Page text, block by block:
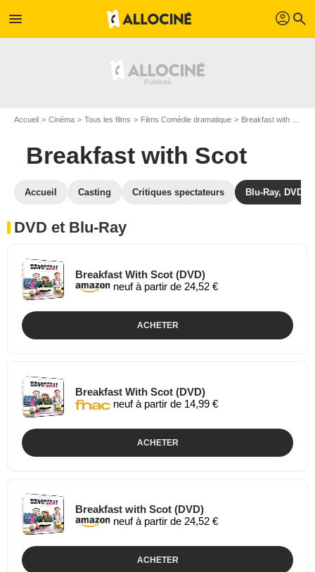
menu profil search
Accueil Cinéma Tous les films Films Comédie dramatique Breakfast with Scot
Breakfast with Scot
Accueil Casting Critiques spectateurs Blu-Ray, DVD
DVD et Blu-Ray
Breakfast With Scot (DVD)
neuf à partir de 24,52 €
ACHETER
Breakfast With Scot (DVD)
neuf à partir de 14,99 €
ACHETER
Breakfast with Scot (DVD)
neuf à partir de 24,52 €
ACHETER